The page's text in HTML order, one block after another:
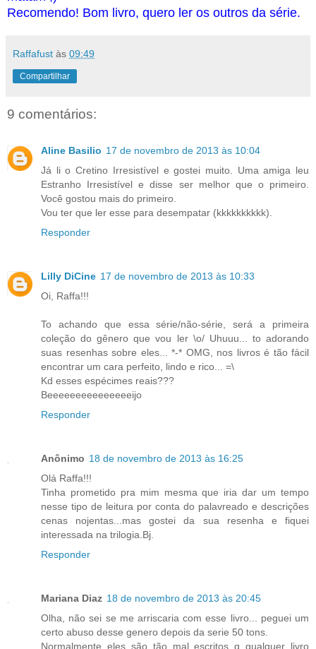
Recomendo! Bom livro, quero ler os outros da série.
Raffafust às 09:49
Compartilhar
9 comentários:
Aline Basilio 17 de novembro de 2013 às 10:04
Já li o Cretino Irresistível e gostei muito. Uma amiga leu
Estranho Irresistível e disse ser melhor que o primeiro.
Você gostou mais do primeiro.
Vou ter que ler esse para desempatar (kkkkkkkkkk).
Responder
Lilly DiCine 17 de novembro de 2013 às 10:33
Oi, Raffa!!!
To achando que essa série/não-série, será a primeira
coleção do gênero que vou ler \o/ Uhuuu... to adorando
suas resenhas sobre eles... *-* OMG, nos livros é tão fácil
encontrar um cara perfeito, lindo e rico... =\
Kd esses espécimes reais???
Beeeeeeeeeeeeeeeijo
Responder
Anônimo 18 de novembro de 2013 às 16:25
Olá Raffa!!!
Tinha prometido pra mim mesma que iria dar um tempo
nesse tipo de leitura por conta do palavreado e descrições
cenas nojentas...mas gostei da sua resenha e fiquei
interessada na trilogia.Bj.
Responder
Mariana Diaz 18 de novembro de 2013 às 20:45
Olha, não sei se me arriscaria com esse livro... peguei um
certo abuso desse genero depois da serie 50 tons.
Normalmente eles são tão mal escritos q qualquer livro